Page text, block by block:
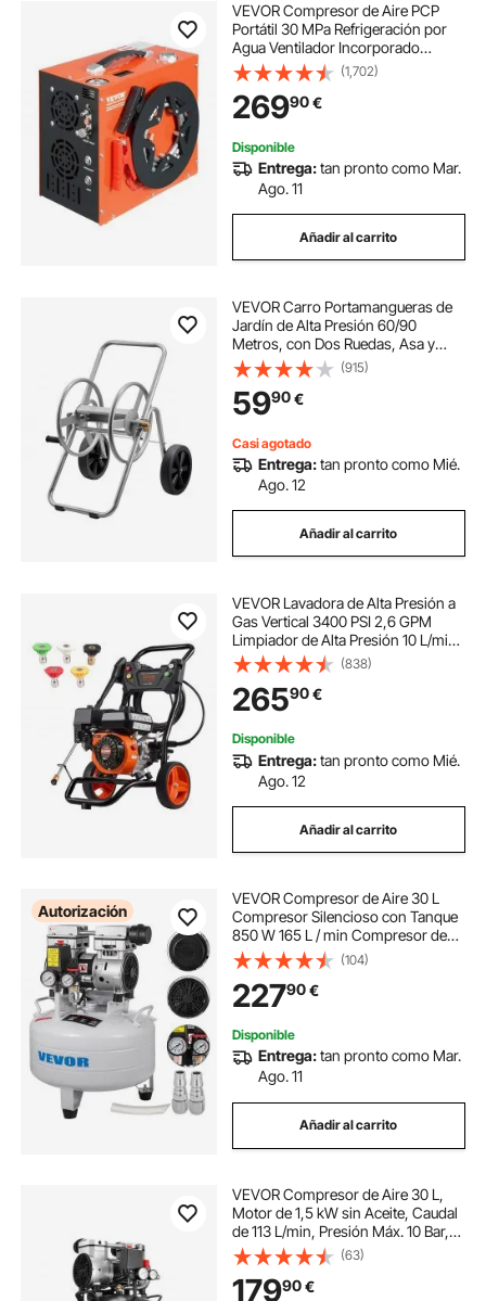
VEVOR Compresor de Aire PCP
Portátil 30 MPa Refrigeración por
Agua Ventilador Incorporado
Apagado Automático Compresor
de Tanque de Paintball DC 12 V / AC
230 V para Pistola de Aire Tanque
de Buceo
(1,702)
26990€
Disponible
Entrega:tan pronto como Mar.
Ago. 11
Añadir al carrito
VEVOR Carro Portamangueras de
Jardín de Alta Presión 60/90
Metros, con Dos Ruedas, Asa y
Cesta de Almacenamiento de Malla
Resistente, para Riego de Jardín y
Lavado de Coches, 650 x 530 x 740
mm
(915)
5990€
Casi agotado
Entrega:tan pronto como Mié.
Ago. 12
Añadir al carrito
VEVOR Lavadora de Alta Presión a
Gas Vertical 3400 PSI 2,6 GPM
Limpiador de Alta Presión 10 L/min
con Bomba de Aluminio, Pistola
Rociadora, Varilla de Extensión, 5
Boquillas para Casas, Vehículos
(838)
26590€
Disponible
Entrega:tan pronto como Mié.
Ago. 12
Añadir al carrito
Autorización
VEVOR Compresor de Aire 30 L
Compresor Silencioso con Tanque
850 W 165 L / min Compresor de
Aire Portátil para Reparación del
Hogar, Inflado de Neumáticos,
Limpieza de Suelos Radiantes
(104)
22790€
Disponible
Entrega:tan pronto como Mar.
Ago. 11
Añadir al carrito
VEVOR Compresor de Aire 30 L,
Motor de 1,5 kW sin Aceite, Caudal
de 113 L/min, Presión Máx. 10 Bar,
Compresor Silencioso 75 dB,
Vertical, para Inflación de
Neumáticos Pistola de Pintura
(63)
17990€